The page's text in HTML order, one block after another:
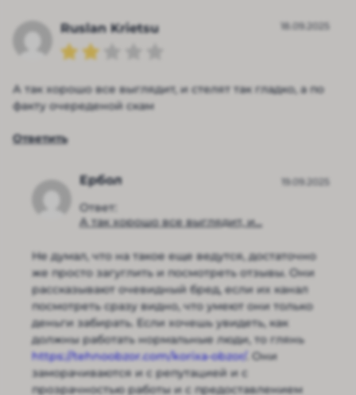
Ruslan Krietsu 18.09.2025
А так хорошо все выглядит, и стелят так гладко, а по
факту очереденой скам
Ответить
Ербол
Ответ:
А так хорошо все выглядит, и...
19.09.2025
Не думал, что на такое еще ведутся, достаточно
же просто загуглить и посмотреть отзывы. Они
рассказывают очевидный бред, если их канал
посмотреть сразу видно, что умеют они только
деньги забирать. Если хочешь увидеть, как
должны работать нормальные люди, то глянь
https://tehnoobzor.com/korixa-obzor/ . Они
заморачиваются и с репутацией и с
прозрачностью работы и с предоставлением